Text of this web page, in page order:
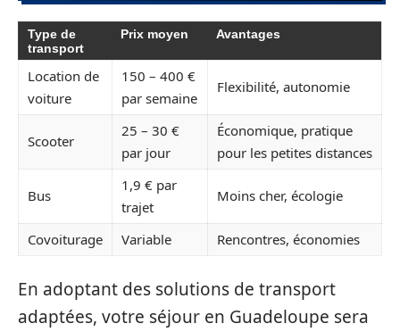
Type de
transport
Prix moyen Avantages
Location de
voiture
150 – 400 €
par semaine
Flexibilité, autonomie
Scooter
25 – 30 €
par jour
Économique, pratique
pour les petites distances
Bus
1,9 € par
trajet
Moins cher, écologie
Covoiturage Variable Rencontres, économies
En adoptant des solutions de transport
adaptées, votre séjour en Guadeloupe sera